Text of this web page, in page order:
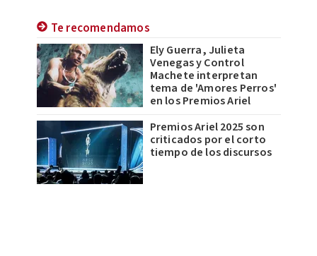
Te recomendamos
Ely Guerra, Julieta
Venegas y Control
Machete interpretan
tema de 'Amores Perros'
en los Premios Ariel
Premios Ariel 2025 son
criticados por el corto
tiempo de los discursos